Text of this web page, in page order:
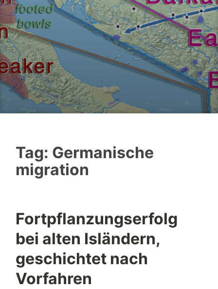
Tag: Germanische
migration
Fortpflanzungserfolg
bei alten Isländern,
geschichtet nach
Vorfahren